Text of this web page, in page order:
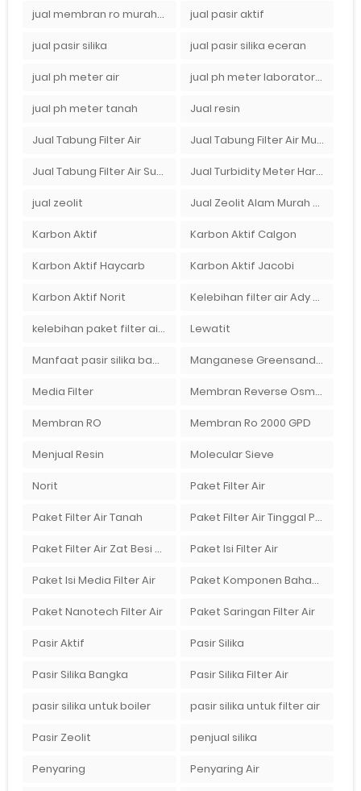
jual membran ro murah surabaya jual pasir aktif
jual pasir silika jual pasir silika eceran
jual ph meter air jual ph meter laboratorium
jual ph meter tanah Jual resin
Jual Tabung Filter Air Jual Tabung Filter Air Murah
Jual Tabung Filter Air Surabaya Jual Turbidity Meter Harga Murah Di Sulawesi
jual zeolit Jual Zeolit Alam Murah Di Surabaya
Karbon Aktif Karbon Aktif Calgon
Karbon Aktif Haycarb Karbon Aktif Jacobi
Karbon Aktif Norit Kelebihan filter air Ady Water untuk menyaring air sumur bor di rumah"
kelebihan paket filter air Ady Water Lewatit
Manfaat pasir silika bagi kehidupan Manganese Greensand Plus
Media Filter Membran Reverse Osmosis
Membran RO Membran Ro 2000 GPD
Menjual Resin Molecular Sieve
Norit Paket Filter Air
Paket Filter Air Tanah Paket Filter Air Tinggal Pasang
Paket Filter Air Zat Besi Tinggi Paket Isi Filter Air
Paket Isi Media Filter Air Paket Komponen Bahan Filter Air
Paket Nanotech Filter Air Paket Saringan Filter Air
Pasir Aktif Pasir Silika
Pasir Silika Bangka Pasir Silika Filter Air
pasir silika untuk boiler pasir silika untuk filter air
Pasir Zeolit penjual silika
Penyaring Penyaring Air